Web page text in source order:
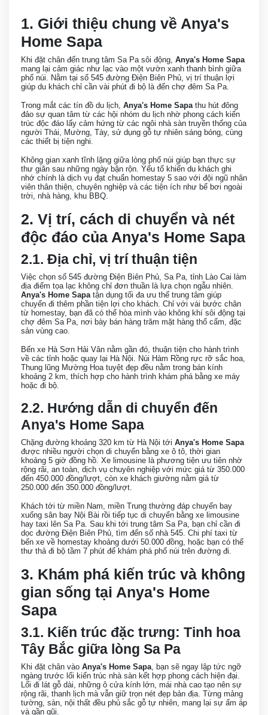
1. Giới thiệu chung về Anya's
Home Sapa
Khi đặt chân đến trung tâm Sa Pa sôi động, Anya's Home Sapa
mang lại cảm giác như lạc vào một vườn xanh thanh bình giữa
phố núi. Nằm tại số 545 đường Điện Biên Phủ, vị trí thuận lợi
giúp du khách chỉ cần vài phút đi bộ là đến chợ đêm Sa Pa.
Trong mắt các tín đồ du lịch, Anya's Home Sapathu hút đông
đảo sự quan tâm từ các hội nhóm du lịch nhờ phong cách kiến
trúc độc đáo lấy cảm hứng từ các ngôi nhà sàn truyền thống của
người Thái, Mường, Tày, sử dụng gỗ tự nhiên sáng bóng, cùng
các thiết bị tiện nghi.
Không gian xanh tĩnh lặng giữa lòng phố núi giúp bạn thực sự
thư giãn sau những ngày bận rộn. Yếu tố khiến du khách ghi
nhớ chính là dịch vụ đạt chuẩn homestay 5 sao với đội ngũ nhân
viên thân thiện, chuyên nghiệp và các tiện ích như bể bơi ngoài
trời, nhà hàng, khu BBQ.
2. Vị trí, cách di chuyển và nét
độc đáo của Anya's Home Sapa
2.1. Địa chỉ, vị trí thuận tiện
Việc chọn số 545 đường Điện Biên Phủ, Sa Pa, tỉnh Lào Cai làm
địa điểm tọa lạc không chỉ đơn thuần là lựa chọn ngẫu nhiên.
Anya's Home Sapatận dụng tối đa ưu thế trung tâm giúp
chuyến đi thêm phần tiện lợi cho khách. Chỉ với vài bước chân
từ homestay, bạn đã có thể hòa mình vào không khí sôi động tại
chợ đêm Sa Pa, nơi bày bán hàng trăm mặt hàng thổ cẩm, đặc
sản vùng cao.
Bến xe Hà Sơn Hải Vân nằm gần đó, thuận tiện cho hành trình
về các tỉnh hoặc quay lại Hà Nội. Núi Hàm Rồng rực rỡ sắc hoa,
Thung lũng Mường Hoa tuyệt đẹp đều nằm trong bán kính
khoảng 2 km, thích hợp cho hành trình khám phá bằng xe máy
hoặc đi bộ.
2.2. Hướng dẫn di chuyển đến
Anya's Home Sapa
Chặng đường khoảng 320 km từ Hà Nội tới Anya's Home Sapa
được nhiều người chọn di chuyển bằng xe ô tô, thời gian
khoảng 5 giờ đồng hồ. Xe limousine là phương tiện ưu tiên nhờ
rộng rãi, an toàn, dịch vụ chuyên nghiệp với mức giá từ 350.000
đến 450.000 đồng/lượt, còn xe khách giường nằm giá từ
250.000 đến 350.000 đồng/lượt.
Khách tới từ miền Nam, miền Trung thường đáp chuyến bay
xuống sân bay Nội Bài rồi tiếp tục di chuyển bằng xe limousine
hay taxi lên Sa Pa. Sau khi tới trung tâm Sa Pa, bạn chỉ cần đi
dọc đường Điện Biên Phủ, tìm đến số nhà 545. Chi phí taxi từ
bến xe về homestay khoảng dưới 50.000 đồng, hoặc bạn có thể
thư thả đi bộ tầm 7 phút để khám phá phố núi trên đường đi.
3. Khám phá kiến trúc và không
gian sống tại Anya's Home
Sapa
3.1. Kiến trúc đặc trưng: Tinh hoa
Tây Bắc giữa lòng Sa Pa
Khi đặt chân vào Anya's Home Sapa, bạn sẽ ngay lập tức ngỡ
ngàng trước lối kiến trúc nhà sàn kết hợp phong cách hiện đại.
Lối đi lát gỗ dài, những ô cửa kính lớn, mái nhà cao tạo nên sự
rộng rãi, thanh lịch mà vẫn giữ trọn nét đẹp bản địa. Từng mảng
tường, sàn, nội thất đều phủ sắc gỗ tự nhiên, mang lại sự ấm áp
và gần gũi.